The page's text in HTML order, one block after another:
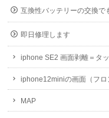
互換性バッテリーの交換で
即日修理します
iphone SE2 画面剥離＝タ
iphone12miniの画面（フロ
MAP